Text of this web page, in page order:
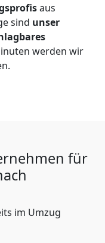
aus
sind unser
werden wir
für
im Umzug